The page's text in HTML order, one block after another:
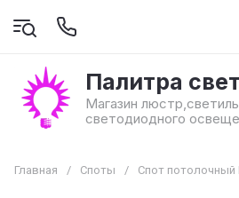
Палитра
Магазин
светодиодного
Главная / Споты / Спот потолочный